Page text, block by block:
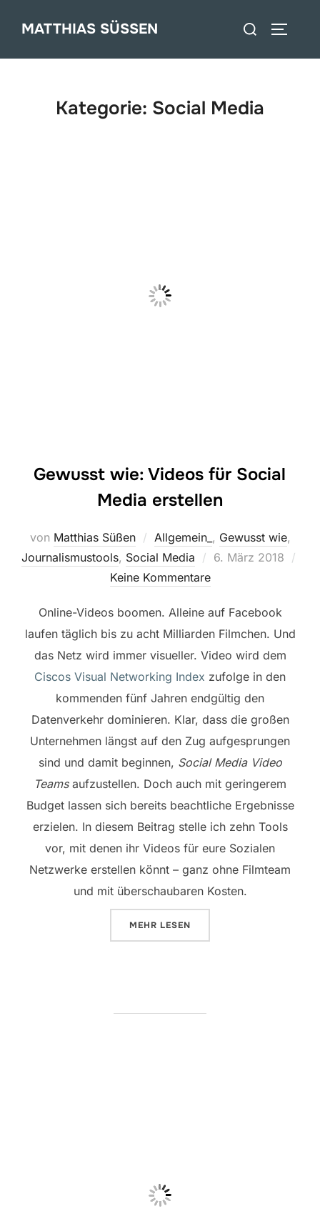
InhaltMATTHIAS SÜSSEN
Suchen
Kategorie: Social Media
Gewusst wie: Videos für Social
Media erstellen
von Matthias Süßen Allgemein_ , Gewusst wie,
Journalismustools, Social Media
Veröffentlicht
6. März 2018
Keine Kommentare
Online-Videos boomen. Alleine auf Facebook
laufen täglich bis zu acht Milliarden Filmchen. Und
das Netz wird immer visueller. Video wird dem
Ciscos Visual Networking Index zufolge in den
kommenden fünf Jahren endgültig den
Datenverkehr dominieren. Klar, dass die großen
Unternehmen längst auf den Zug aufgesprungen
sind und damit beginnen, Social Media Video
Teams aufzustellen. Doch auch mit geringerem
Budget lassen sich bereits beachtliche Ergebnisse
erzielen. In diesem Beitrag stelle ich zehn Tools
vor, mit denen ihr Videos für eure Sozialen
Netzwerke erstellen könnt – ganz ohne Filmteam
und mit überschaubaren Kosten.
MEHR ÜBER „GEWUSST WIE: VIDEOS
LESEN